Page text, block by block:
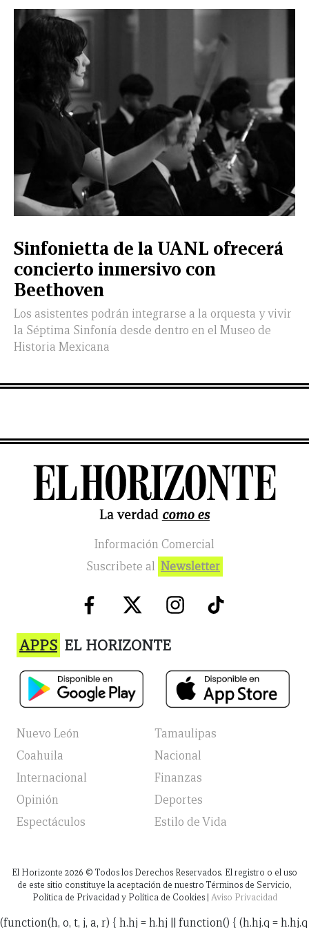
Sinfonietta de la UANL ofrecerá
concierto inmersivo con
Beethoven
Los asistentes podrán integrarse a la orquesta y vivir
la Séptima Sinfonía desde dentro en el Museo de
Historia Mexicana
Información Comercial
Suscribete al Newsletter
APPS EL HORIZONTE
Nuevo León
Tamaulipas
Coahuila
Nacional
Internacional
Finanzas
Opinión
Deportes
Espectáculos
Estilo de Vida
El Horizonte 2026 © Todos los Derechos Reservados. El registro o el uso
de este sitio constituye la aceptación de nuestro Términos de Servicio,
Política de Privacidad y Política de Cookies | Aviso Privacidad
(function(h, o, t, j, a, r) { h.hj = h.hj || function() { (h.hj.q = h.hj.q